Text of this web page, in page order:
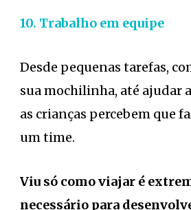
10. Trabalho em equipe
Desde pequenas tarefas,
sua mochilinha, até ajudar
as crianças percebem que
um time.
Viu só como viajar é
necessário para